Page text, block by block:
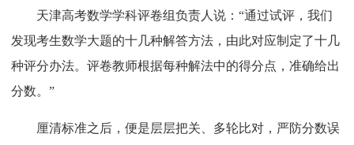
天津高考数学学科评卷组负责人说：“通过试评，我们
发现考生数学大题的十几种解答方法，由此对应制定了十几
种评分办法。评卷教师根据每种解法中的得分点，准确给出
分数。”
厘清标准之后，便是层层把关、多轮比对，严防分数误